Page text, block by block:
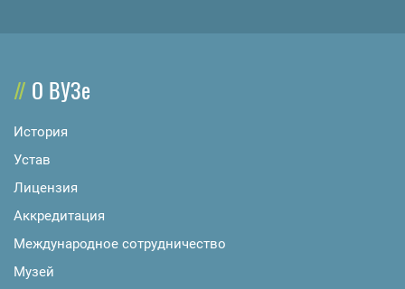
О ВУЗе
История
Устав
Лицензия
Аккредитация
Международное сотрудничество
Музей